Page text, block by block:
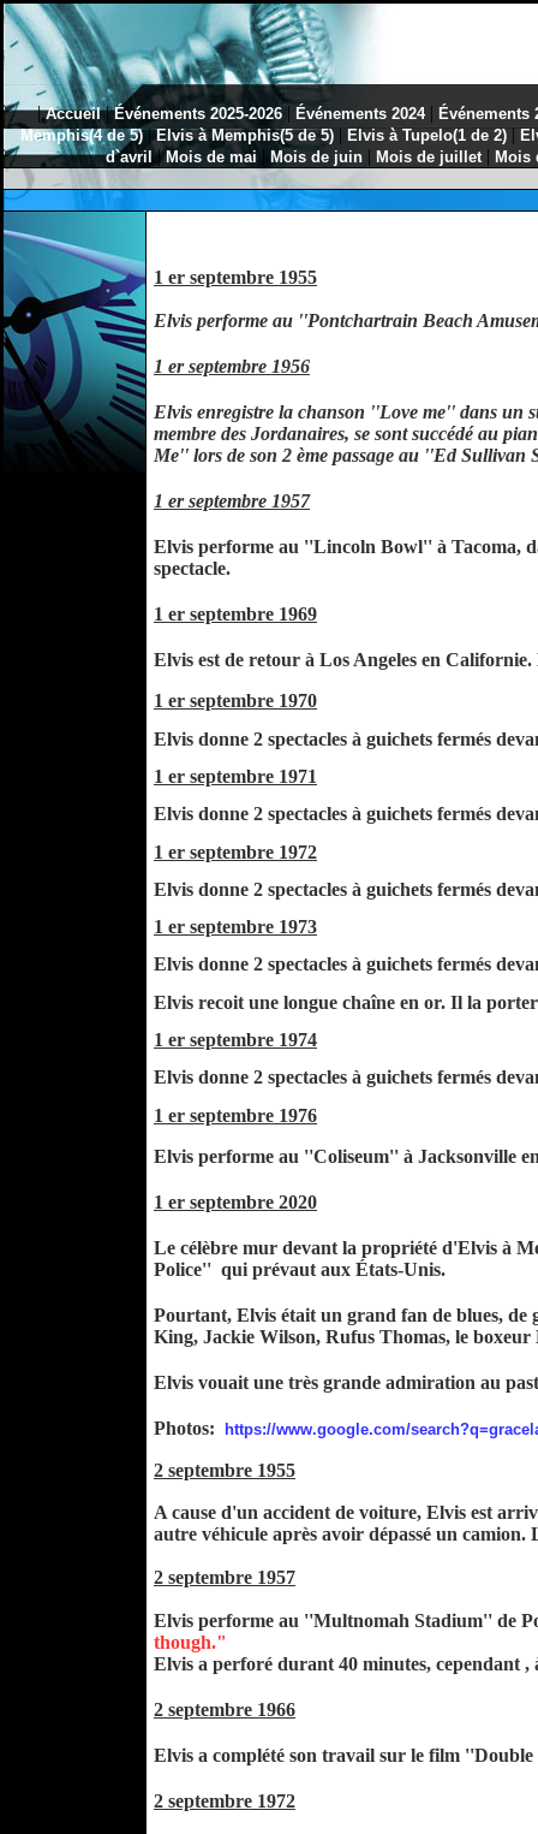
|Accueil|Événements 2025-2026 | Événements 2024| Événements
Memphis(4 de 5)|Elvis à Memphis(5 de 5) | Elvis à Tupelo(1 de 2) |
d`avril |Mois de mai Mois de juin | Mois de juillet | Mois
1 er septembre 1955
Elvis performe au ''Pontchartrain Beach
1 er septembre 1956
Elvis enregistre la chanson ''Love me'' dans un
membre des Jordanaires, se sont succédé au
Me'' lors de son 2 ème passage au ''Ed Sullivan
1 er septembre 1957
Elvis performe au ''Lincoln Bowl'' à Tacoma,
spectacle.
1 er septembre 1969
Elvis est de retour à Los Angeles en
1 er septembre 1970
Elvis donne 2 spectacles à guichets fermés
1 er septembre 1971
Elvis donne 2 spectacles à guichets fermés
1 er septembre 1972
Elvis donne 2 spectacles à guichets fermés
1 er septembre 1973
Elvis donne 2 spectacles à guichets fermés
Elvis recoit une longue chaîne en or. Il la
1 er septembre 1974
Elvis donne 2 spectacles à guichets fermés
1 er septembre 1976
Elvis performe au ''Coliseum'' à Jacksonville
1 er septembre 2020
Le célèbre mur devant la propriété d'Elvis à
Police'' qui prévaut aux États-Unis.
Pourtant, Elvis était un grand fan de blues, de
King, Jackie Wilson, Rufus Thomas, le
Elvis vouait une très grande admiration au
Photos: https://www.google.com/
2 septembre 1955
A cause d'un accident de voiture, Elvis est
autre véhicule après avoir dépassé un
2 septembre 1957
Elvis performe au ''Multnomah Stadium'' de
though."
Elvis a perforé durant 40 minutes, cependant
2 septembre 1966
Elvis a complété son travail sur le film
2 septembre 1972